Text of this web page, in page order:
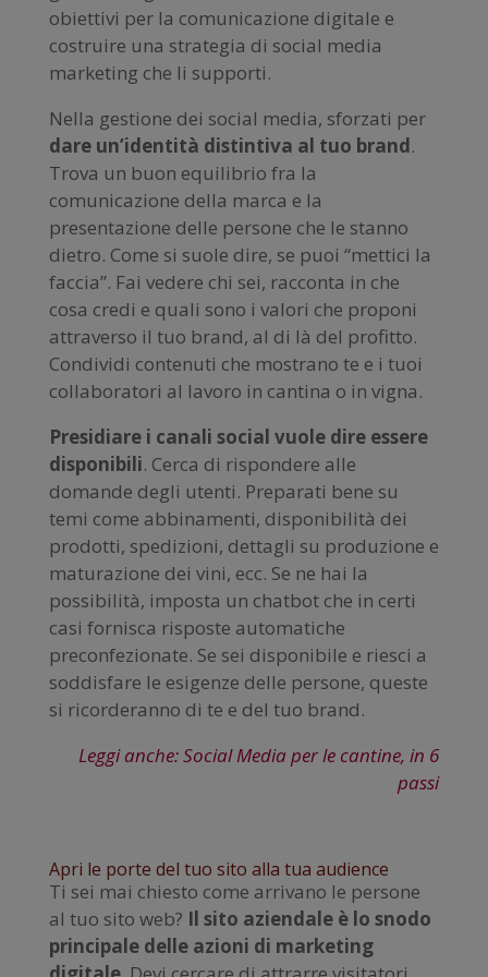
obiettivi per la comunicazione digitale e
costruire una strategia di social media
marketing che li supporti.
Nella gestione dei social media, sforzati per
dare un’identità distintiva al tuo brand.
Trova un buon equilibrio fra la
comunicazione della marca e la
presentazione delle persone che le stanno
dietro. Come si suole dire, se puoi “mettici la
faccia”. Fai vedere chi sei, racconta in che
cosa credi e quali sono i valori che proponi
attraverso il tuo brand, al di là del profitto.
Condividi contenuti che mostrano te e i tuoi
collaboratori al lavoro in cantina o in vigna.
Presidiare i canali social vuole dire essere
disponibili. Cerca di rispondere alle
domande degli utenti. Preparati bene su
temi come abbinamenti, disponibilità dei
prodotti, spedizioni, dettagli su produzione e
maturazione dei vini, ecc. Se ne hai la
possibilità, imposta un chatbot che in certi
casi fornisca risposte automatiche
preconfezionate. Se sei disponibile e riesci a
soddisfare le esigenze delle persone, queste
si ricorderanno di te e del tuo brand.
Leggi anche: Social Media per le cantine, in 6
passi
Apri le porte del tuo sito alla tua audience
Ti sei mai chiesto come arrivano le persone
al tuo sito web? Il sito aziendale è lo snodo
principale delle azioni di marketing